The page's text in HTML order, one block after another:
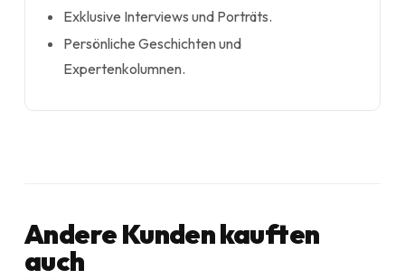
Exklusive Interviews und Porträts.
Persönliche Geschichten und
Expertenkolumnen.
Andere Kunden kauften
auch